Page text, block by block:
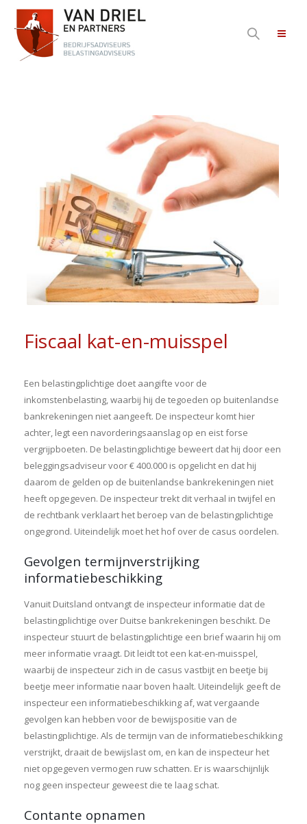
Fiscaal kat-en-muisspel
Een belastingplichtige doet aangifte voor de
inkomstenbelasting, waarbij hij de tegoeden op buitenlandse
bankrekeningen niet aangeeft. De inspecteur komt hier
achter, legt een navorderingsaanslag op en eist forse
vergrijpboeten. De belastingplichtige beweert dat hij door een
beleggingsadviseur voor € 400.000 is opgelicht en dat hij
daarom de gelden op de buitenlandse bankrekeningen niet
heeft opgegeven. De inspecteur trekt dit verhaal in twijfel en
de rechtbank verklaart het beroep van de belastingplichtige
ongegrond. Uiteindelijk moet het hof over de casus oordelen.
Gevolgen termijnverstrijking
informatiebeschikking
Vanuit Duitsland ontvangt de inspecteur informatie dat de
belastingplichtige over Duitse bankrekeningen beschikt. De
inspecteur stuurt de belastingplichtige een brief waarin hij om
meer informatie vraagt. Dit leidt tot een kat-en-muisspel,
waarbij de inspecteur zich in de casus vastbijt en beetje bij
beetje meer informatie naar boven haalt. Uiteindelijk geeft de
inspecteur een informatiebeschikking af, wat vergaande
gevolgen kan hebben voor de bewijspositie van de
belastingplichtige. Als de termijn van de informatiebeschikking
verstrijkt, draait de bewijslast om, en kan de inspecteur het
niet opgegeven vermogen ruw schatten. Er is waarschijnlijk
nog geen inspecteur geweest die te laag schat.
Contante opnamen